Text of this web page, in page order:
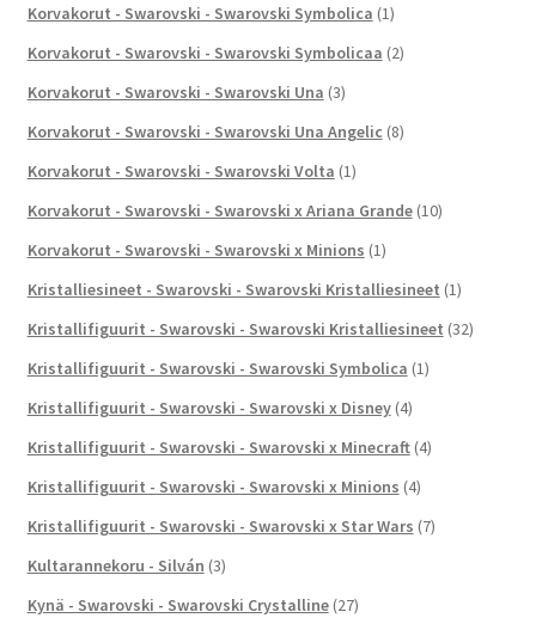
Korvakorut - Swarovski - Swarovski Symbolica (1)
Korvakorut - Swarovski - Swarovski Symbolicaa (2)
Korvakorut - Swarovski - Swarovski Una (3)
Korvakorut - Swarovski - Swarovski Una Angelic (8)
Korvakorut - Swarovski - Swarovski Volta (1)
Korvakorut - Swarovski - Swarovski x Ariana Grande (10)
Korvakorut - Swarovski - Swarovski x Minions (1)
Kristalliesineet - Swarovski - Swarovski Kristalliesineet (1)
Kristallifiguurit - Swarovski - Swarovski Kristalliesineet (32)
Kristallifiguurit - Swarovski - Swarovski Symbolica (1)
Kristallifiguurit - Swarovski - Swarovski x Disney (4)
Kristallifiguurit - Swarovski - Swarovski x Minecraft (4)
Kristallifiguurit - Swarovski - Swarovski x Minions (4)
Kristallifiguurit - Swarovski - Swarovski x Star Wars (7)
Kultarannekoru - Silván (3)
Kynä - Swarovski - Swarovski Crystalline (27)